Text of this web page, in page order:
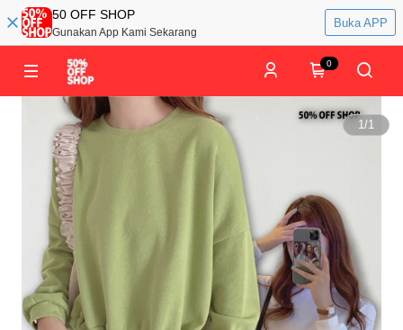
50 OFF SHOP
Gunakan App Kami Sekarang
Buka APP
0
1/1